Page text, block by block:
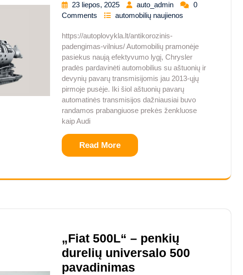
23 liepos, 2025 auto_admin
0
Comments
automobilių naujienos
https://autoplovykla.lt/antikorozinis-
padengimas-vilnius/ Automobilių pramonėje
pasiekus naują efektyvumo lygį, Chrysler
pradės pardavinėti automobilius su aštuonių ir
devynių pavarų transmisijomis jau 2013-ųjų
pirmoje pusėje. Iki šiol aštuonių pavarų
automatinės transmisijos dažniausiai buvo
randamos prabangiuose prekės ženkluose
kaip Audi
Read More
„Fiat 500L“ – penkių
durelių universalo 500
pavadinimas